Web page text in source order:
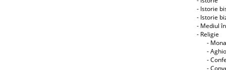
- Istorie
- Istorie
- Mediul
- Religie
-
-
-
-